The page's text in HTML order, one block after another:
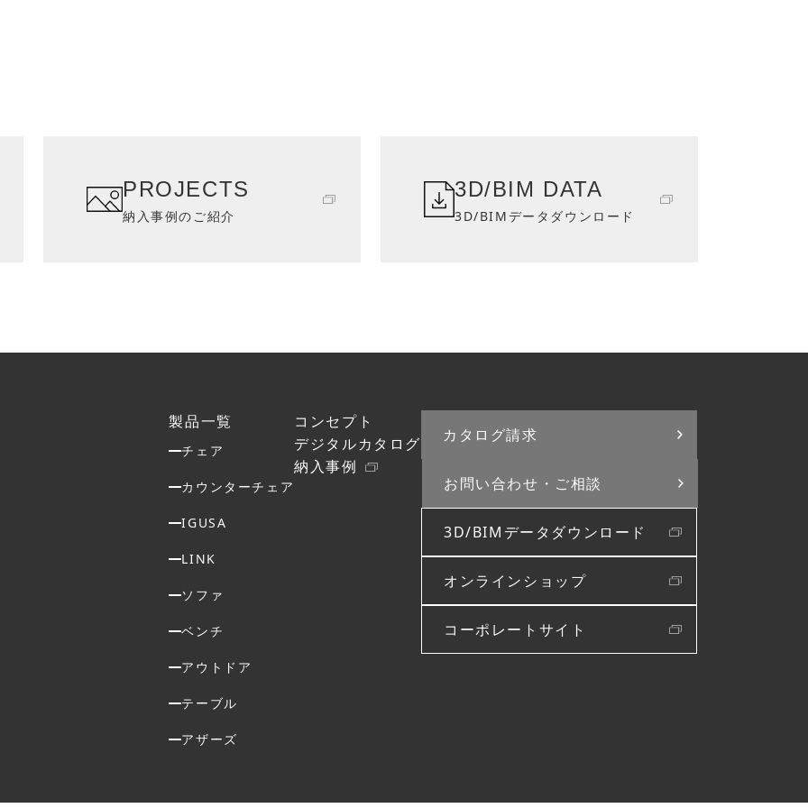
PROJECTS
納入事例のご紹介
3D/BIM DATA
3D/BIMデータダウンロード
製品一覧
チェア
カウンターチェア
IGUSA
LINK
ソファ
ベンチ
アウトドア
テーブル
アザーズ
コンセプト
デジタルカタログ
納入事例
カタログ請求
お問い合わせ・ ご相談
3D/BIMデータダウンロード
オンラインショップ
コーポレートサイト